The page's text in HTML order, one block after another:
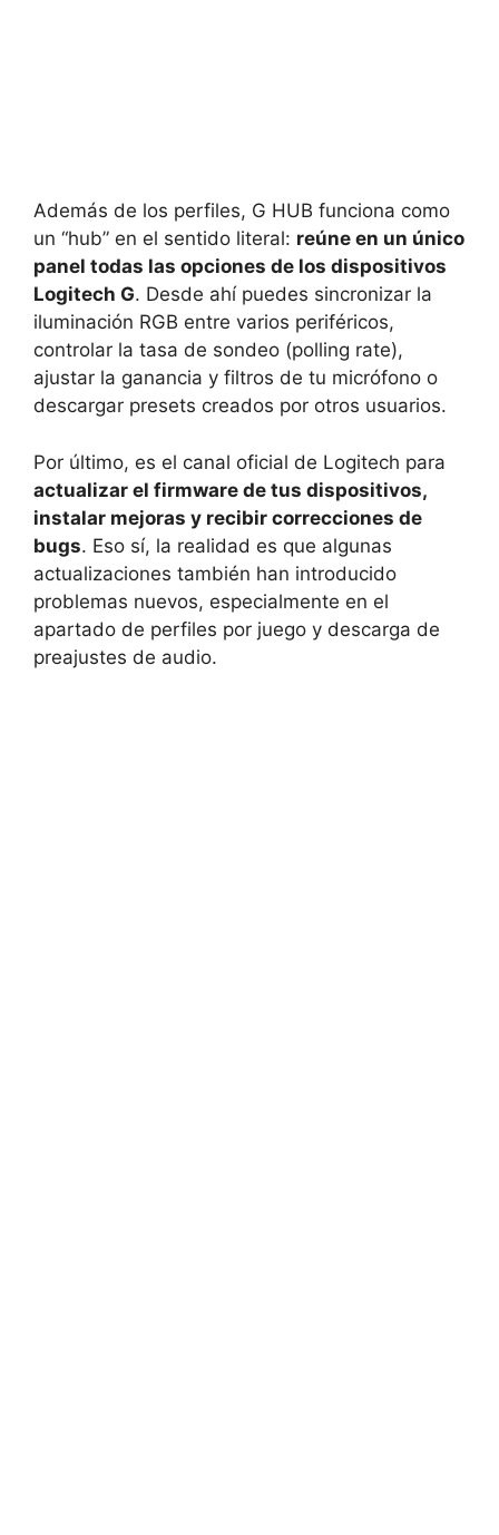
Además de los perfiles, G HUB funciona como
un “hub” en el sentido literal: reúne en un único
panel todas las opciones de los dispositivos
Logitech G. Desde ahí puedes sincronizar la
iluminación RGB entre varios periféricos,
controlar la tasa de sondeo (polling rate),
ajustar la ganancia y filtros de tu micrófono o
descargar presets creados por otros usuarios.
Por último, es el canal oficial de Logitech para
actualizar el firmware de tus dispositivos,
instalar mejoras y recibir correcciones de
bugs. Eso sí, la realidad es que algunas
actualizaciones también han introducido
problemas nuevos, especialmente en el
apartado de perfiles por juego y descarga de
preajustes de audio.